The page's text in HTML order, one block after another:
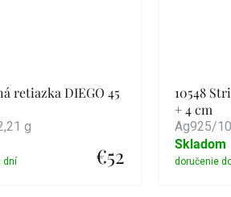
retiazka DIEGO 45
g
€52
10548
+ 4 cm
Ag925/
Skladom